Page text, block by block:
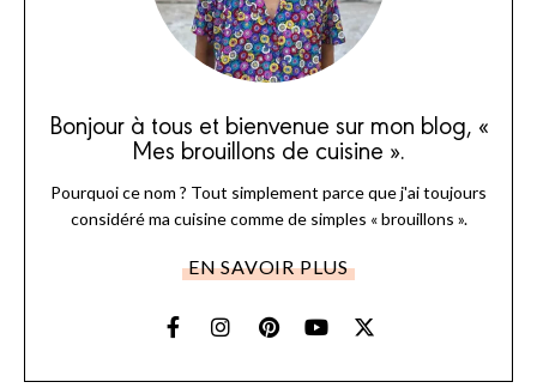
Bonjour à tous et bienvenue sur mon blog, «
Mes brouillons de cuisine ».
Pourquoi ce nom ? Tout simplement parce que j'ai toujours
considéré ma cuisine comme de simples « brouillons ».
EN SAVOIR PLUS